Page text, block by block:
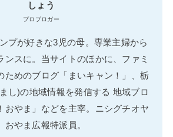
しょう
プロブロガー
プが好きな3児の母。専業主婦から
ンスに。当サイトのほかに、ファミ
ためのブログ「まいキャン！」、栃
し)の地域情報を発信する 地域ブロ
おやま」などを主宰。ニシグチオヤ
おやま広報特派員。